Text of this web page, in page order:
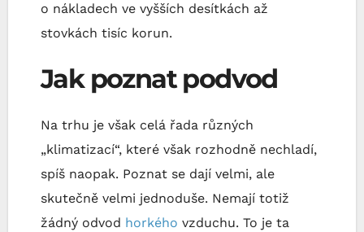
o nákladech ve vyšších desítkách až
stovkách tisíc korun.
Jak poznat podvod
Na trhu je však celá řada různých
„klimatizací“, které však rozhodně nechladí,
spíš naopak. Poznat se dají velmi, ale
skutečně velmi jednoduše. Nemají totiž
žádný odvod horkého vzduchu. To je ta